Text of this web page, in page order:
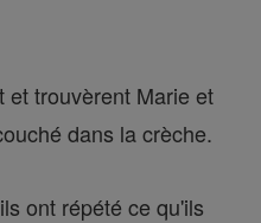
et trouvèrent Marie et
dans la crèche.
ont répété ce qu'ils